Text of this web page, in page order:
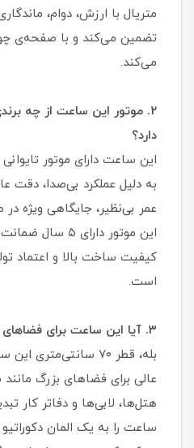
متریال با ارزش، دوام،
تضمین می‌کند و با صفحه‌ی
می‌کند.
۲. موتور این ساعت از چه
دارد؟
این ساعت دارای موتور
به دلیل عملکرد بی‌صدا، دقت
عمر بی‌نظیر، جایگاهی ویژه
این موتور
کیفیت ساخت بالا و اعتماد
است.
۳. آیا این ساعت برای فضاهای بزرگ مناسب است؟
بله، قطر ۷۰
عالی برای فضاهای بزرگ مانند
هتل‌ها، لابی‌ها و دفاتر کار
ساعت را به یک المان